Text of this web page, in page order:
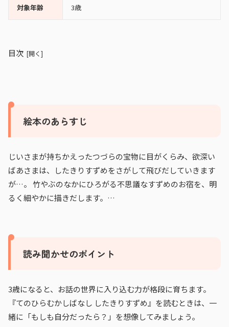
対象年齢 3歳
目次
絵本のあらすじ
じいさまが持ちかえったつづらの宝物に目がくらみ、欲深い
ばあさまは、したきりすずめをさがして飛びだしていきます
が…。 竹やぶのなかにひろがる不思議なすずめのお宿を、明
るく細やかに描きだします。…
読み聞かせのポイント
3歳になると、お話の世界に入り込む力が格段に育ちます。
『てのひらむかしばなし したきりすずめ』を読むときは、一
緒に「もしも自分だったら？」を想像してみましょう。